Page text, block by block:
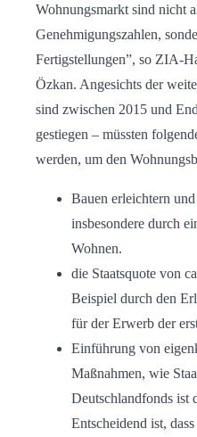
Wohnungsmarkt sind nicht
Genehmigungszahlen,
Fertigstellungen”, so ZIA-
Özkan. Angesichts der
sind zwischen 2015 und
gestiegen – müssten
werden, um den
Bauen erleichtern
insbesondere durch
Wohnen.
die Staatsquote von
Beispiel durch den
für der Erwerb der
Einführung von
Maßnahmen, wie
Deutschlandfonds ist
Entscheidend ist,